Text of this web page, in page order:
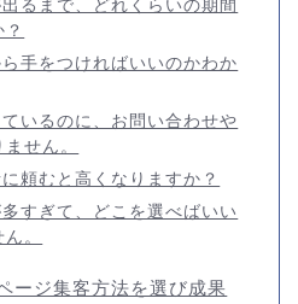
るまで、どれくらいの期間
手をつければいいのかわか
いるのに、お問い合わせや
せん。
頼むと高くなりますか？
すぎて、どこを選べばいい
。
ージ集客方法を選び成果